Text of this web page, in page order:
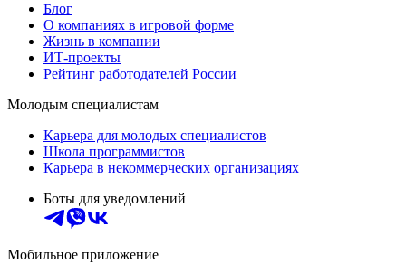
Блог
О компаниях в игровой форме
Жизнь в компании
ИТ-проекты
Рейтинг работодателей России
Молодым специалистам
Карьера для молодых специалистов
Школа программистов
Карьера в некоммерческих организациях
Боты для уведомлений
Мобильное приложение